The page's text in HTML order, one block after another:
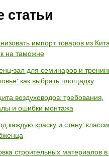
статьи
импорт товаров из
на таможне
зал для семинаров и
как выбрать площадку
воздуховодов: требования,
и ошибки монтажа
каждую краску и стену:
строительных материалов в